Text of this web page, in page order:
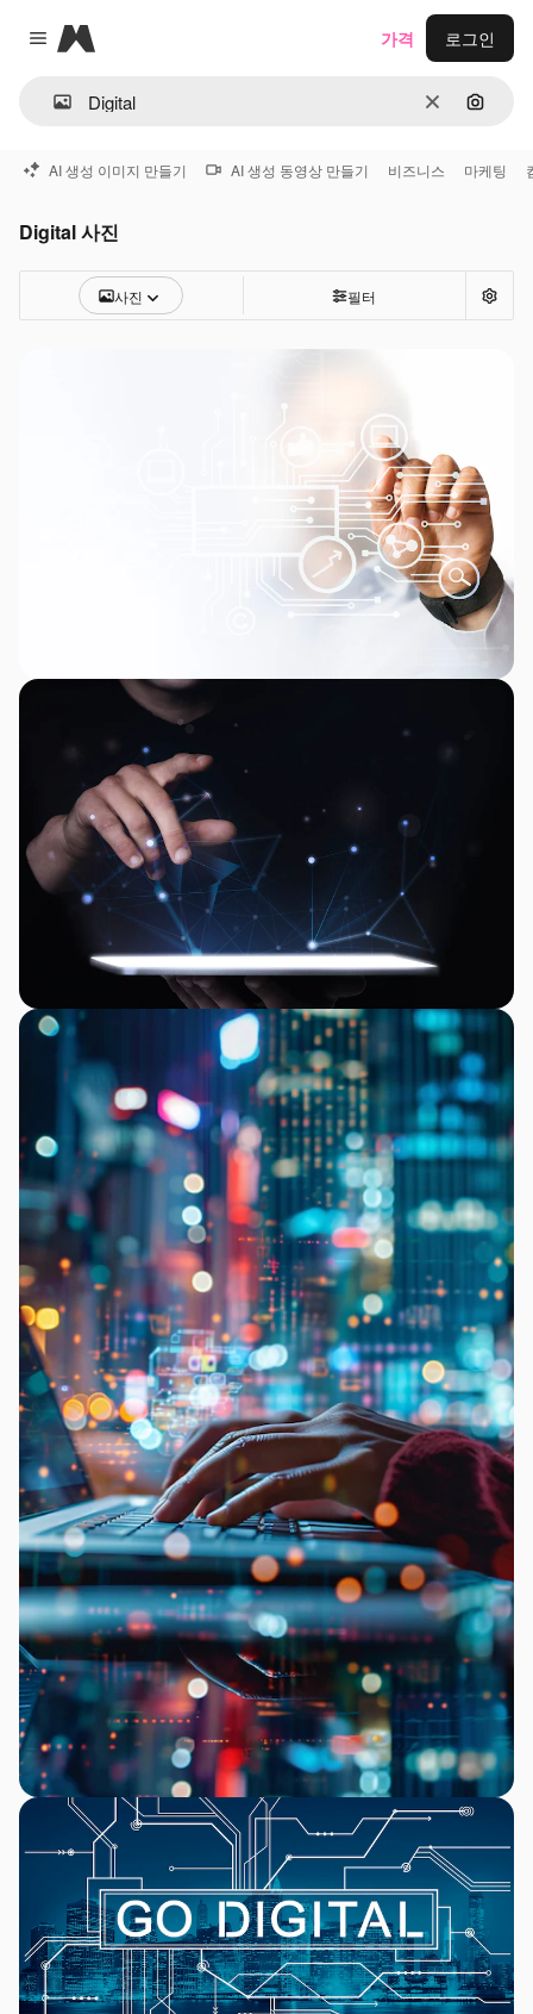
Close menu
Magnific
지우기이미지
가격 로그인
AI 생성 이미지 만들기 AI 생성 동영상 만들기 비즈니스 마케팅
Digital 사진
사진 필터